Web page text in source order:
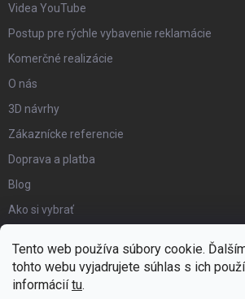
Tento web používa súbory cookie.
tohto webu vyjadrujete súhlas s ich
informáciítu.
Videa YouTube
Postup pre rýchle vybavenie reklamácie
Komerčné realizácie
O nás
3D návrhy
Zákaznícke referencie
Doprava a platba
Blog
Ako si vybrať
Certifikát kvality
Moja objednávka